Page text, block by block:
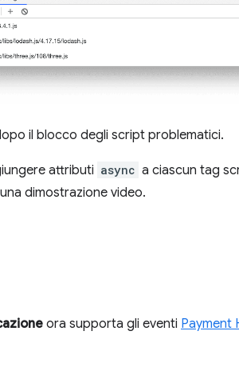
il blocco degli script problematici.
attributi async a ciascun tag
dimostrazione video.
ora supporta gli eventi Payment